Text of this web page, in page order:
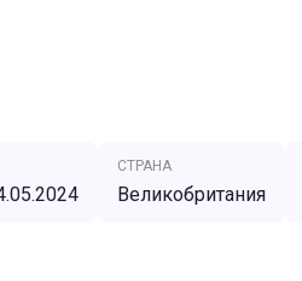
СТРАНА
Великобритания